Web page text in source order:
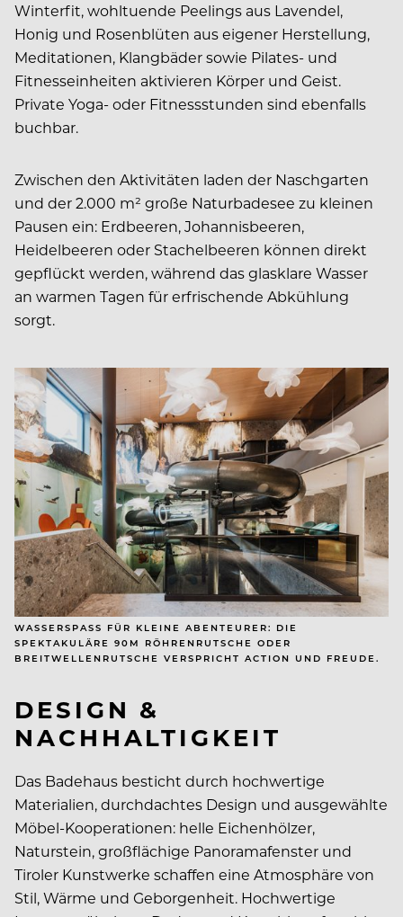
Winterfit, wohltuende Peelings aus Lavendel,
Honig und Rosenblüten aus eigener Herstellung,
Meditationen, Klangbäder sowie Pilates- und
Fitnesseinheiten aktivieren Körper und Geist.
Private Yoga- oder Fitnessstunden sind ebenfalls
buchbar.
Zwischen den Aktivitäten laden der Naschgarten
und der 2.000 m² große Naturbadesee zu kleinen
Pausen ein: Erdbeeren, Johannisbeeren,
Heidelbeeren oder Stachelbeeren können direkt
gepflückt werden, während das glasklare Wasser
an warmen Tagen für erfrischende Abkühlung
sorgt.
WASSERSPASS FÜR KLEINE ABENTEURER: DIE S
PEKTAKULÄRE 90M RÖHRENRUTSCHE ODER B
REITWELLENRUTSCHE VERSPRICHT ACTION UND FREUDE.
DESIGN &
NACHHALTIGKEIT
Das Badehaus besticht durch hochwertige
Materialien, durchdachtes Design und ausgewählte
Möbel-Kooperationen: helle Eichenhölzer,
Naturstein, großflächige Panoramafenster und
Tiroler Kunstwerke schaffen eine Atmosphäre von
Stil, Wärme und Geborgenheit. Hochwertige